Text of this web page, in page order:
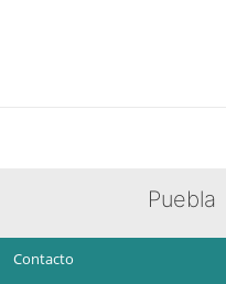
Puebla
Contacto